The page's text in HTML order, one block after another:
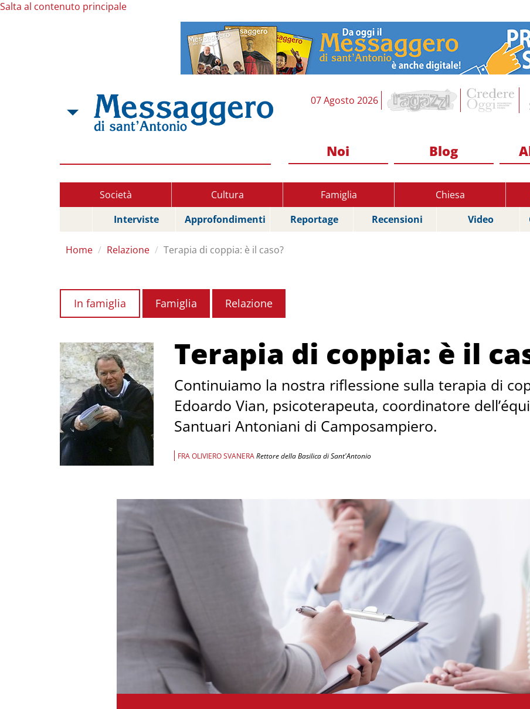
Salta al contenuto principale
07 Agosto 2026
Noi Blog
Società Cultura Famiglia Chiesa
Interviste
Approfondimenti Reportage Recensioni Video
Home Relazione Terapia di coppia: è il caso?
In famiglia Famiglia Relazione
Terapia di coppia: è il
Continuiamo la nostra riflessione sulla terapia di
Edoardo Vian, psicoterapeuta, coordinatore
Santuari Antoniani di Camposampiero.
FRA OLIVIERO SVANERARettore della Basilica di Sant'Antonio